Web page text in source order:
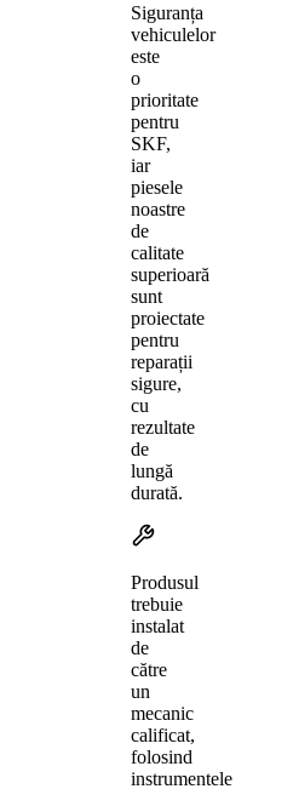
Siguranța
vehiculelor
este
o
prioritate
pentru
SKF,
iar
piesele
noastre
de
calitate
superioară
sunt
proiectate
pentru
reparații
sigure,
cu
rezultate
de
lungă
durată.
Produsul
trebuie
instalat
de
către
un
mecanic
calificat,
folosind
instrumentele